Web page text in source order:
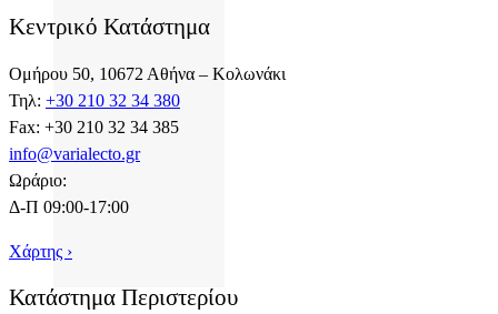
Κεντρικό Κατάστημα
Ομήρου 50, 10672 Αθήνα – Κολωνάκι
Τηλ: +30 210 32 34 380
Fax: +30 210 32 34 385
info@varialecto.gr
Ωράριο:
Δ-Π 09:00-17:00
Χάρτης ›
Κατάστημα Περιστερίου